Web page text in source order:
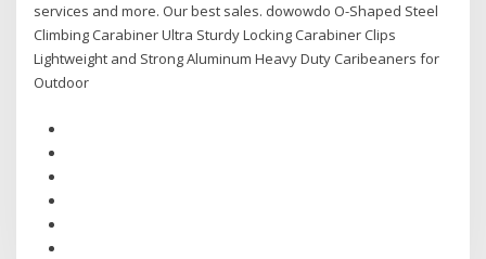
services and more. Our best sales. dowowdo O-Shaped Steel
Climbing Carabiner Ultra Sturdy Locking Carabiner Clips
Lightweight and Strong Aluminum Heavy Duty Caribeaners for
Outdoor